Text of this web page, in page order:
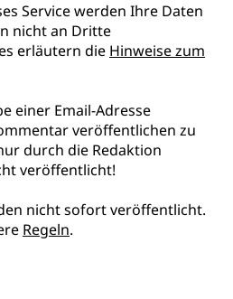
Service werden Ihre Daten
nicht an Dritte
erläutern die Hinweise zum
einer Email-Adresse
veröffentlichen zu
durch die Redaktion
veröffentlicht!
nicht sofort veröffentlicht.
Regeln.